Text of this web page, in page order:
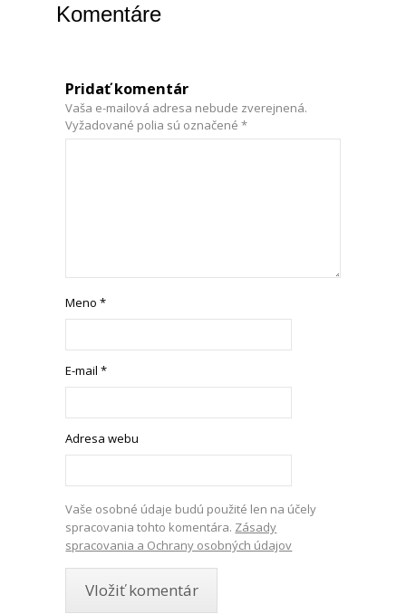
Komentáre
Pridať komentár
Vaša e-mailová adresa nebude zverejnená.
Vyžadované polia sú označené*
Meno*
E-mail*
Adresa webu
Vaše osobné údaje budú použité len na účely
spracovania tohto komentára. Zásady
spracovania a Ochrany osobných údajov